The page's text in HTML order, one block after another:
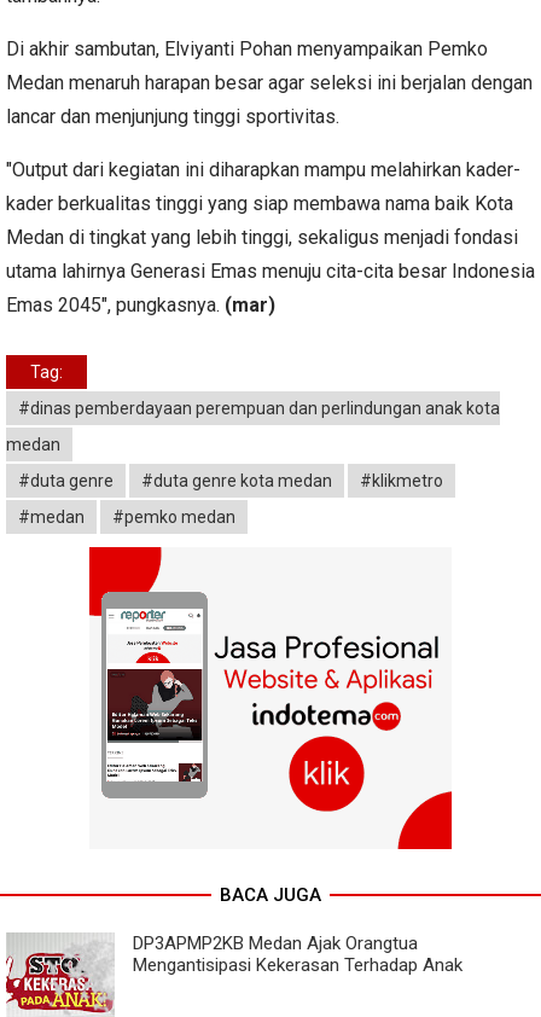
Di akhir sambutan, Elviyanti Pohan menyampaikan Pemko
Medan menaruh harapan besar agar seleksi ini berjalan dengan
lancar dan menjunjung tinggi sportivitas.
"Output dari kegiatan ini diharapkan mampu melahirkan kader-
kader berkualitas tinggi yang siap membawa nama baik Kota
Medan di tingkat yang lebih tinggi, sekaligus menjadi fondasi
utama lahirnya Generasi Emas menuju cita-cita besar Indonesia
Emas 2045", pungkasnya. (mar)
Tag:
#dinas pemberdayaan perempuan dan perlindungan anak kota
medan
#duta genre
#duta genre kota medan
#klikmetro
#medan
#pemko medan
BACA JUGA
DP3APMP2KB Medan Ajak Orangtua
Mengantisipasi Kekerasan Terhadap Anak